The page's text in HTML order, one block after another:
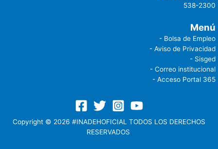
538-2300
Menú
- Bolsa de Empleo
- Aviso de Privacidad
- Sisged
- Correo institucional
- Acceso Portal 365
Copyright © 2026 #INADEHOFICIAL TODOS LOS DERECHOS
RESERVADOS